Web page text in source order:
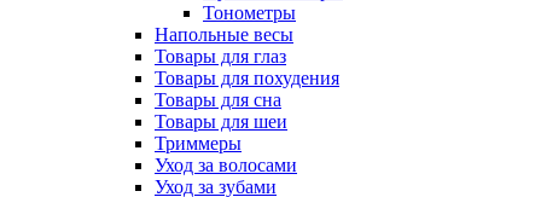
Тонометры
Напольные весы
Товары для глаз
Товары для похудения
Товары для сна
Товары для шеи
Триммеры
Уход за волосами
Уход за зубами